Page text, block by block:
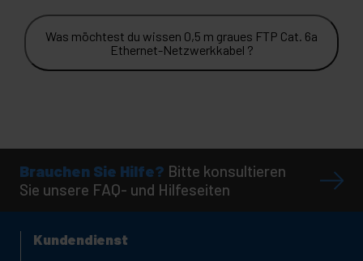
Was möchtest du wissen 0,5 m graues FTP Cat. 6a
Ethernet-Netzwerkkabel ?
Brauchen Sie Hilfe? Bitte konsultieren
Sie unsere FAQ- und Hilfeseiten
Kundendienst